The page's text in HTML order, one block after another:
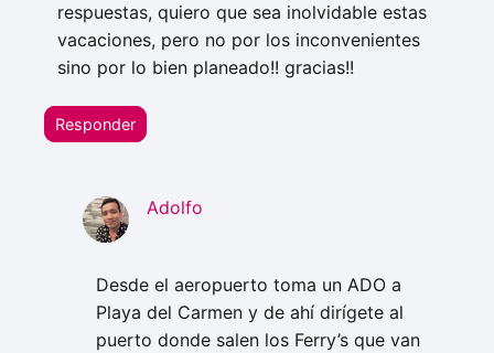
respuestas, quiero que sea inolvidable estas
vacaciones, pero no por los inconvenientes
sino por lo bien planeado!! gracias!!
Responder
Adolfo
Desde el aeropuerto toma un ADO a
Playa del Carmen y de ahí dirígete al
puerto donde salen los Ferry’s que van